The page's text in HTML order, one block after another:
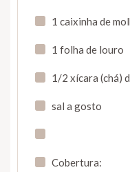
1 caixinha de
1 folha de louro
1/2 xícara (chá)
sal a gosto
Cobertura: